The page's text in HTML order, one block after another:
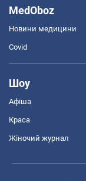
MedOboz
Новини медицини
Covid
Шоу
Афіша
Краса
Жіночий журнал